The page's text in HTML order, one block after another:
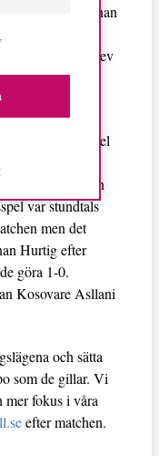
det dröjde innan
gjorde 2-0. Det blev
under nya
ett offensivt spel
av
var lerig – men
var stundtals
men det
Hurtig efter
göra 1-0.
Kosovare Asllani
och sätta
som de gillar. Vi
mer fokus i våra
efter matchen.